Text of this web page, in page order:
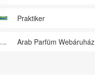
Praktiker
Arab Parfüm Webáruház